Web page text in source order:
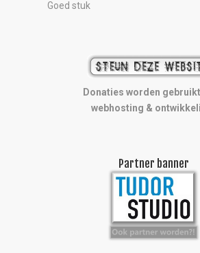
Goed stuk
Donaties worden
webhosting &
Partner banner